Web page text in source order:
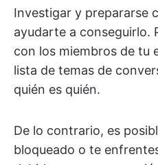
Investigar y prepararse
ayudarte a conseguirlo.
con los miembros de tu
lista de temas de
quién es quién.
De lo contrario, es
bloqueado o te